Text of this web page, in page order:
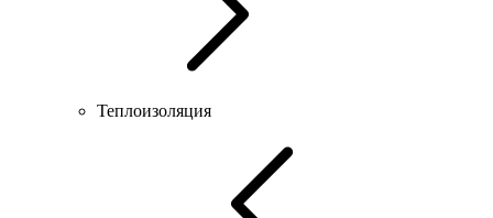
Теплоизоляция